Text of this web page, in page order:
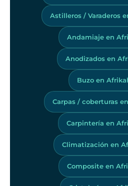
Astilleros / Varaderos
Andamiaje en
Anodizados en
Buzo en
Carpas / coberturas
Carpintería en
Climatización en
Composite en